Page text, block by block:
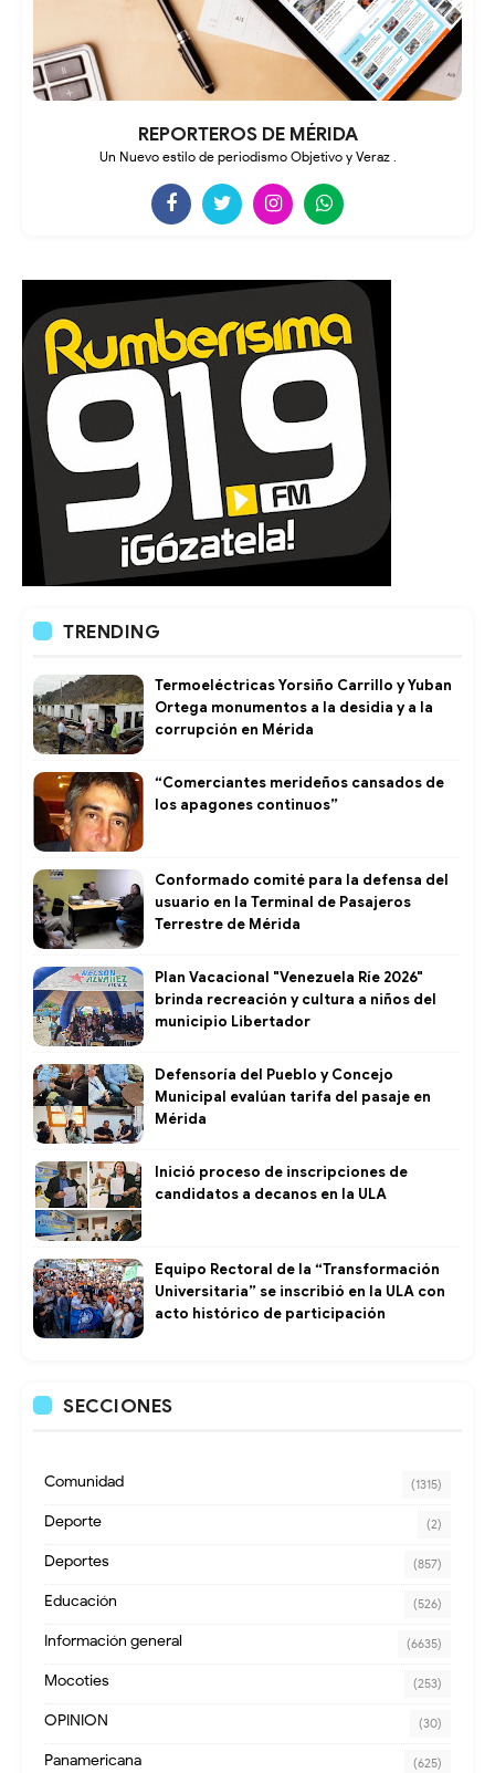
REPORTEROS DE MÉRIDA
Un Nuevo estilo de periodismo Objetivo y Veraz .
TRENDING
Termoeléctricas Yorsiño Carrillo y Yuban
Ortega monumentos a la desidia y a la
corrupción en Mérida
“Comerciantes merideños cansados de
los apagones continuos”
Conformado comité para la defensa del
usuario en la Terminal de Pasajeros
Terrestre de Mérida
Plan Vacacional "Venezuela Ríe 2026"
brinda recreación y cultura a niños del
municipio Libertador
Defensoría del Pueblo y Concejo
Municipal evalúan tarifa del pasaje en
Mérida
Inició proceso de inscripciones de
candidatos a decanos en la ULA
Equipo Rectoral de la “Transformación
Universitaria” se inscribió en la ULA con
acto histórico de participación
SECCIONES
Comunidad (1315)
Deporte (2)
Deportes (857)
Educación (526)
Información general (6635)
Mocoties (253)
OPINION (30)
Panamericana (625)